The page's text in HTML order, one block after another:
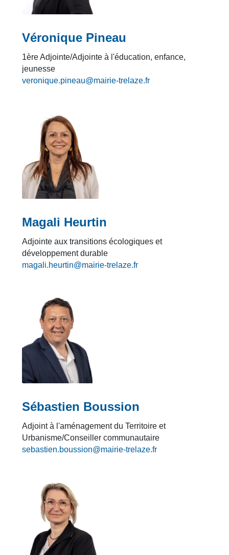
Véronique Pineau
1ère Adjointe/Adjointe à l'éducation, enfance,
jeunesse
veronique.pineau@mairie-trelaze.fr
Magali Heurtin
Adjointe aux transitions écologiques et
développement durable
magali.heurtin@mairie-trelaze.fr
Sébastien Boussion
Adjoint à l'aménagement du Territoire et
Urbanisme/Conseiller communautaire
sebastien.boussion@mairie-trelaze.fr